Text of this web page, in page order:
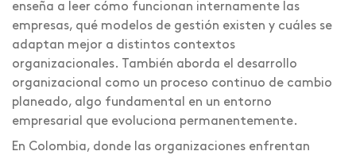
enseña a leer cómo funcionan internamente las
empresas, qué modelos de gestión existen y cuáles se
adaptan mejor a distintos contextos
organizacionales. También aborda el desarrollo
organizacional como un proceso continuo de cambio
planeado, algo fundamental en un entorno
empresarial que evoluciona permanentemente.
En Colombia, donde las organizaciones enfrentan